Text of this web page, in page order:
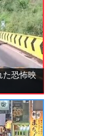
た恐怖映